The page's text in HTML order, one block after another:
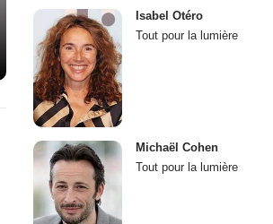
Isabel Otéro
Tout pour la lumière
Michaël Cohen
Tout pour la lumière